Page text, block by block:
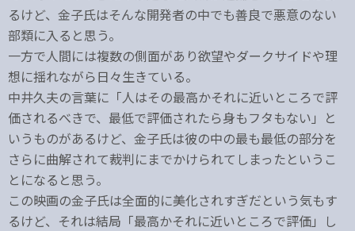
るけど、金子氏はそんな開発者の中でも善良で悪意のない
部類に入ると思う。
一方で人間には複数の側面があり欲望やダークサイドや理
想に揺れながら日々生きている。
中井久夫の言葉に「人はその最高かそれに近いところで評
価されるべきで、最低で評価されたら身もフタもない」と
いうものがあるけど、金子氏は彼の中の最も最低の部分を
さらに曲解されて裁判にまでかけられてしまったというこ
とになると思う。
この映画の金子氏は全面的に美化されすぎだという気もす
るけど、それは結局「最高かそれに近いところで評価」し